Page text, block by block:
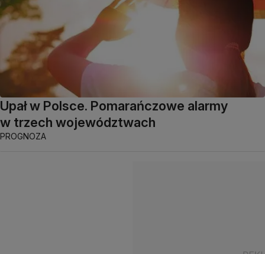
Upał w Polsce. Pomarańczowe alarmy
w trzech województwach
PROGNOZA